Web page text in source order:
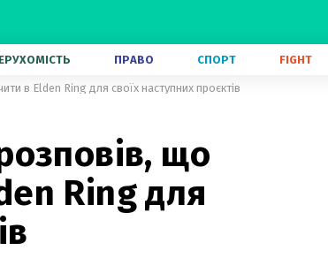
ПРАВО СПОРТ FIGHT
в Elden Ring для своїх наступних проєктів
що
Ring для